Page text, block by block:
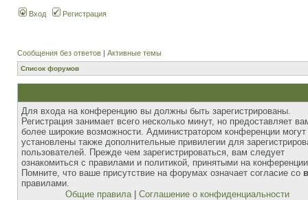
Вход Регистрация
Сообщения без ответов | Активные темы
Список форумов
Для входа на конференцию вы должны быть зарегистрированы.
Регистрация занимает всего несколько минут, но предоставляет
более широкие возможности. Администратором конференции
установлены также дополнительные привилегии для
пользователей. Прежде чем зарегистрироваться, вам следует
ознакомиться с правилами и политикой, принятыми на
Помните, что ваше присутствие на форумах означает согласие со
правилами.
Общие правила| Соглашение о конфиденциальности